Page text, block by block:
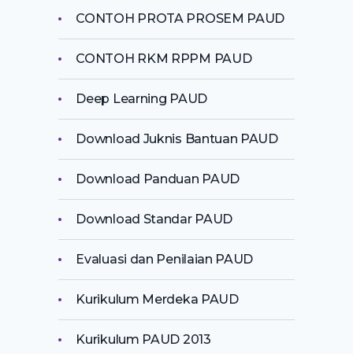
CONTOH PROTA PROSEM PAUD
CONTOH RKM RPPM PAUD
Deep Learning PAUD
Download Juknis Bantuan PAUD
Download Panduan PAUD
Download Standar PAUD
Evaluasi dan Penilaian PAUD
Kurikulum Merdeka PAUD
Kurikulum PAUD 2013